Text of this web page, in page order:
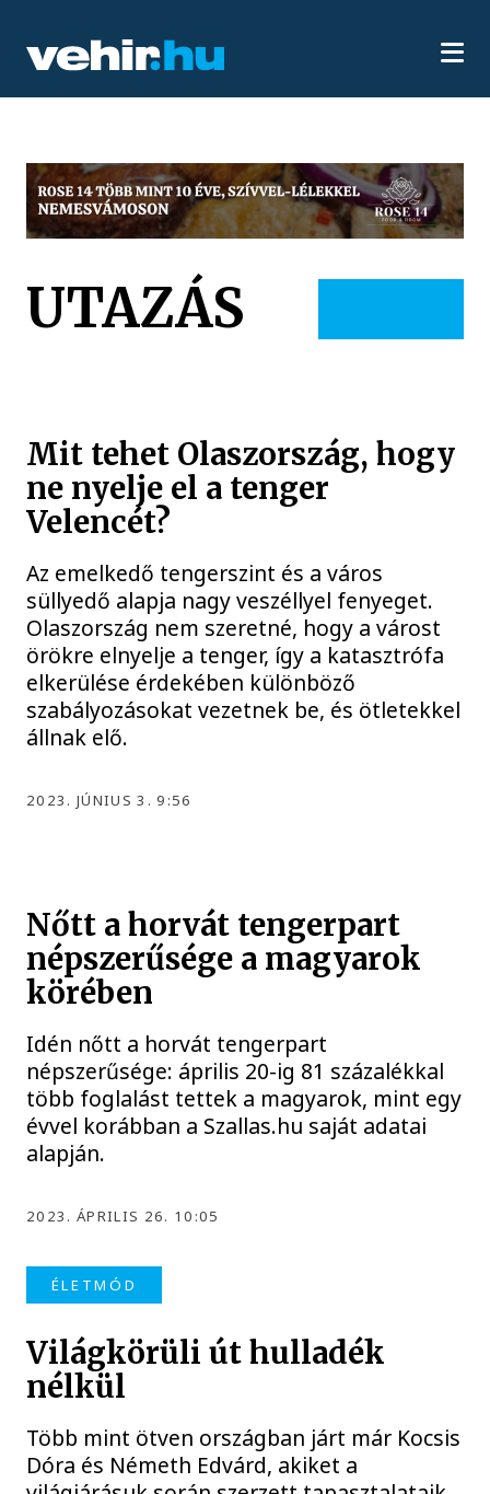
UTAZÁS
Mit tehet Olaszország, hogy
ne nyelje el a tenger
Velencét?
Az emelkedő tengerszint és a város
süllyedő alapja nagy veszéllyel fenyeget.
Olaszország nem szeretné, hogy a várost
örökre elnyelje a tenger, így a katasztrófa
elkerülése érdekében különböző
szabályozásokat vezetnek be, és ötletekkel
állnak elő.
2023. JÚNIUS 3. 9:56
Nőtt a horvát tengerpart
népszerűsége a magyarok
körében
Idén nőtt a horvát tengerpart
népszerűsége: április 20-ig 81 százalékkal
több foglalást tettek a magyarok, mint egy
évvel korábban a Szallas.hu saját adatai
alapján.
2023. ÁPRILIS 26. 10:05
ÉLETMÓD
Világkörüli út hulladék
nélkül
Több mint ötven országban járt már Kocsis
Dóra és Németh Edvárd, akiket a